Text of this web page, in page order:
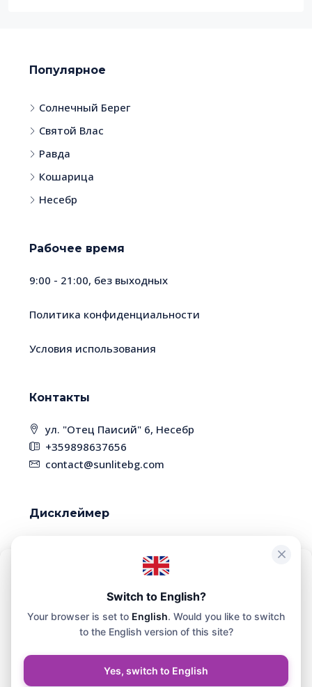
Чтобы обеспечить максимальное удобство, мы используем такие
технологии, как файлы cookie, для хранения и/или доступа к
информации о вашем устройстве. Согласие на использование
этих технологий позволит нам обрабатывать на этом сайте такие
данные, как история просмотра или уникальные
Популярное
Солнечный Берег
Святой Влас
Равда
Кошарица
Несебр
Рабочее время
9:00 - 21:00, без выходных
Политика конфиденциальности
Условия использования
Контакты
ул. "Отец Паисий" 6, Несебр
+359898637656
contact@sunlitebg.com
Дисклеймер
некоторые объекты недвижимости могут быть
уже проданы. Пожалуйста, уточняйте наличие
и актуальность информации у менеджера
© SunliteBG - Все права защищены. Сайт разработан и
Switch to English?
Your browser is set to English. Would you like to switch
to the English version of this site?
Yes, switch to English